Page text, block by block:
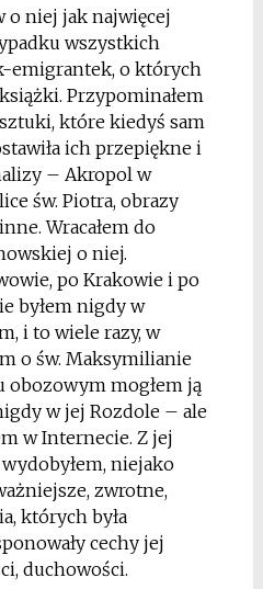
o niej jak najwięcej
wszystkich
emigrantek, o których
Przypominałem
które kiedyś sam
ich przepiękne i
– Akropol w
św. Piotra, obrazy
Wracałem do
o niej.
po Krakowie i po
byłem nigdy w
i to wiele razy, w
o św. Maksymilianie
obozowym mogłem ją
w jej Rozdole – ale
w Internecie. Z jej
niejako
zwrotne,
których była
cechy jej
duchowości.